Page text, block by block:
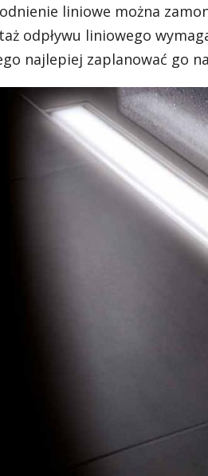
liniowe można
odpływu liniowego
najlepiej zaplanować go